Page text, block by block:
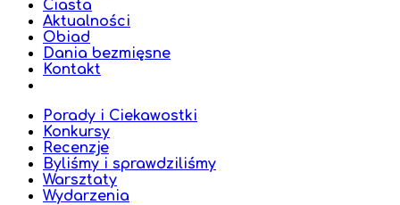
Ciasta
Aktualności
Obiad
Dania bezmięsne
Kontakt
Porady i Ciekawostki
Konkursy
Recenzje
Byliśmy i sprawdziliśmy
Warsztaty
Wydarzenia